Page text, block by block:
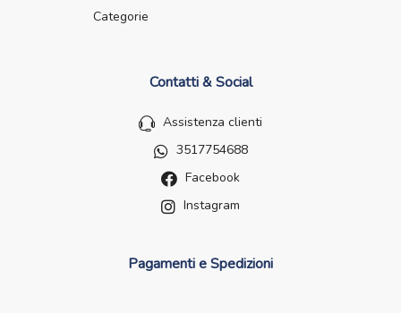
Categorie
Contatti & Social
Assistenza clienti
3517754688
Facebook
Instagram
Pagamenti e Spedizioni